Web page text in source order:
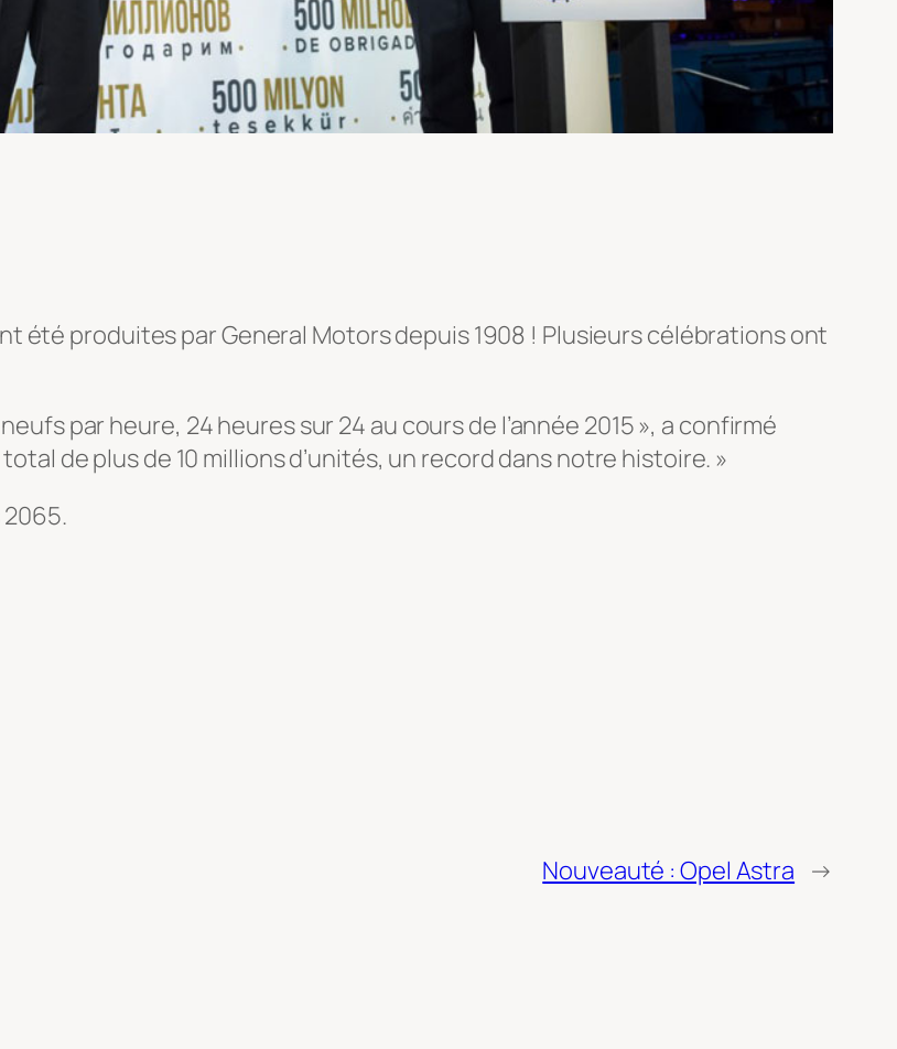
été produites par General Motors depuis 1908 ! Plusieurs célébrations ont
par heure, 24 heures sur 24 au cours de l’année 2015 », a confirmé
de plus de 10 millions d’unités, un record dans notre histoire. »
Nouveauté : Opel Astra →